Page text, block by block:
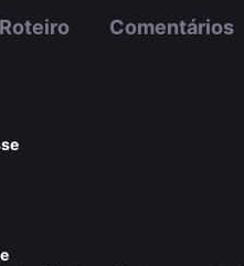
Roteiro Comentários